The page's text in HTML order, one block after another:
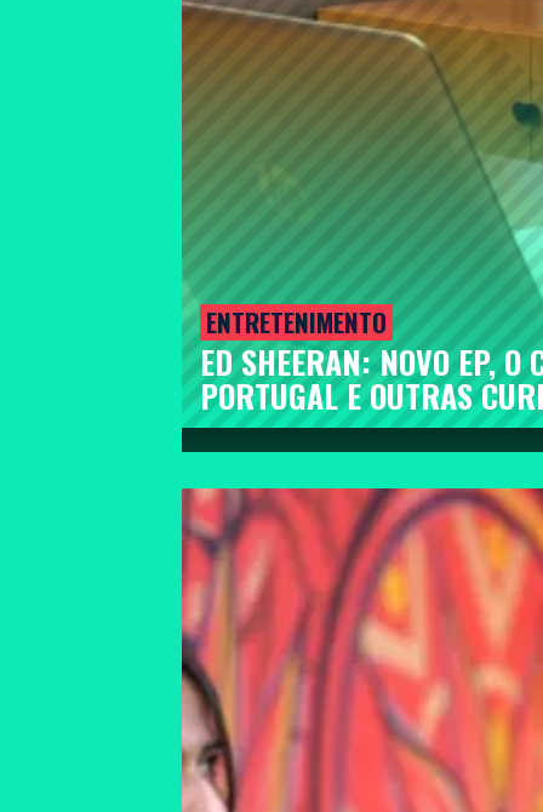
ENTRETENIMENTO
ED SHEERAN: NOVO EP, O
PORTUGAL E OUTRAS